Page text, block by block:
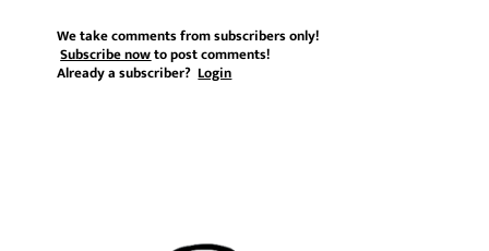
We take comments from subscribers only!
Subscribe nowto post comments!
Already a subscriber?Login